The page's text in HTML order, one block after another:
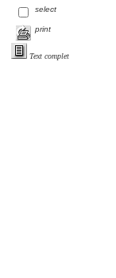
select
print
Text complet